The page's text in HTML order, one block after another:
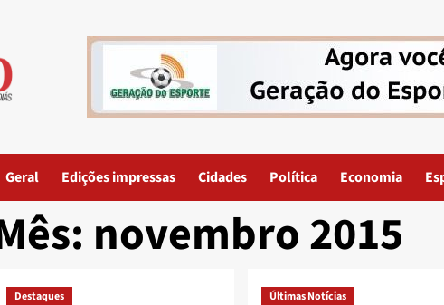
Geral Edições impressas Cidades Política Economia
novembro 2015
Destaques Últimas Notícias